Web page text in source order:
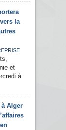
la
et
à
Alger